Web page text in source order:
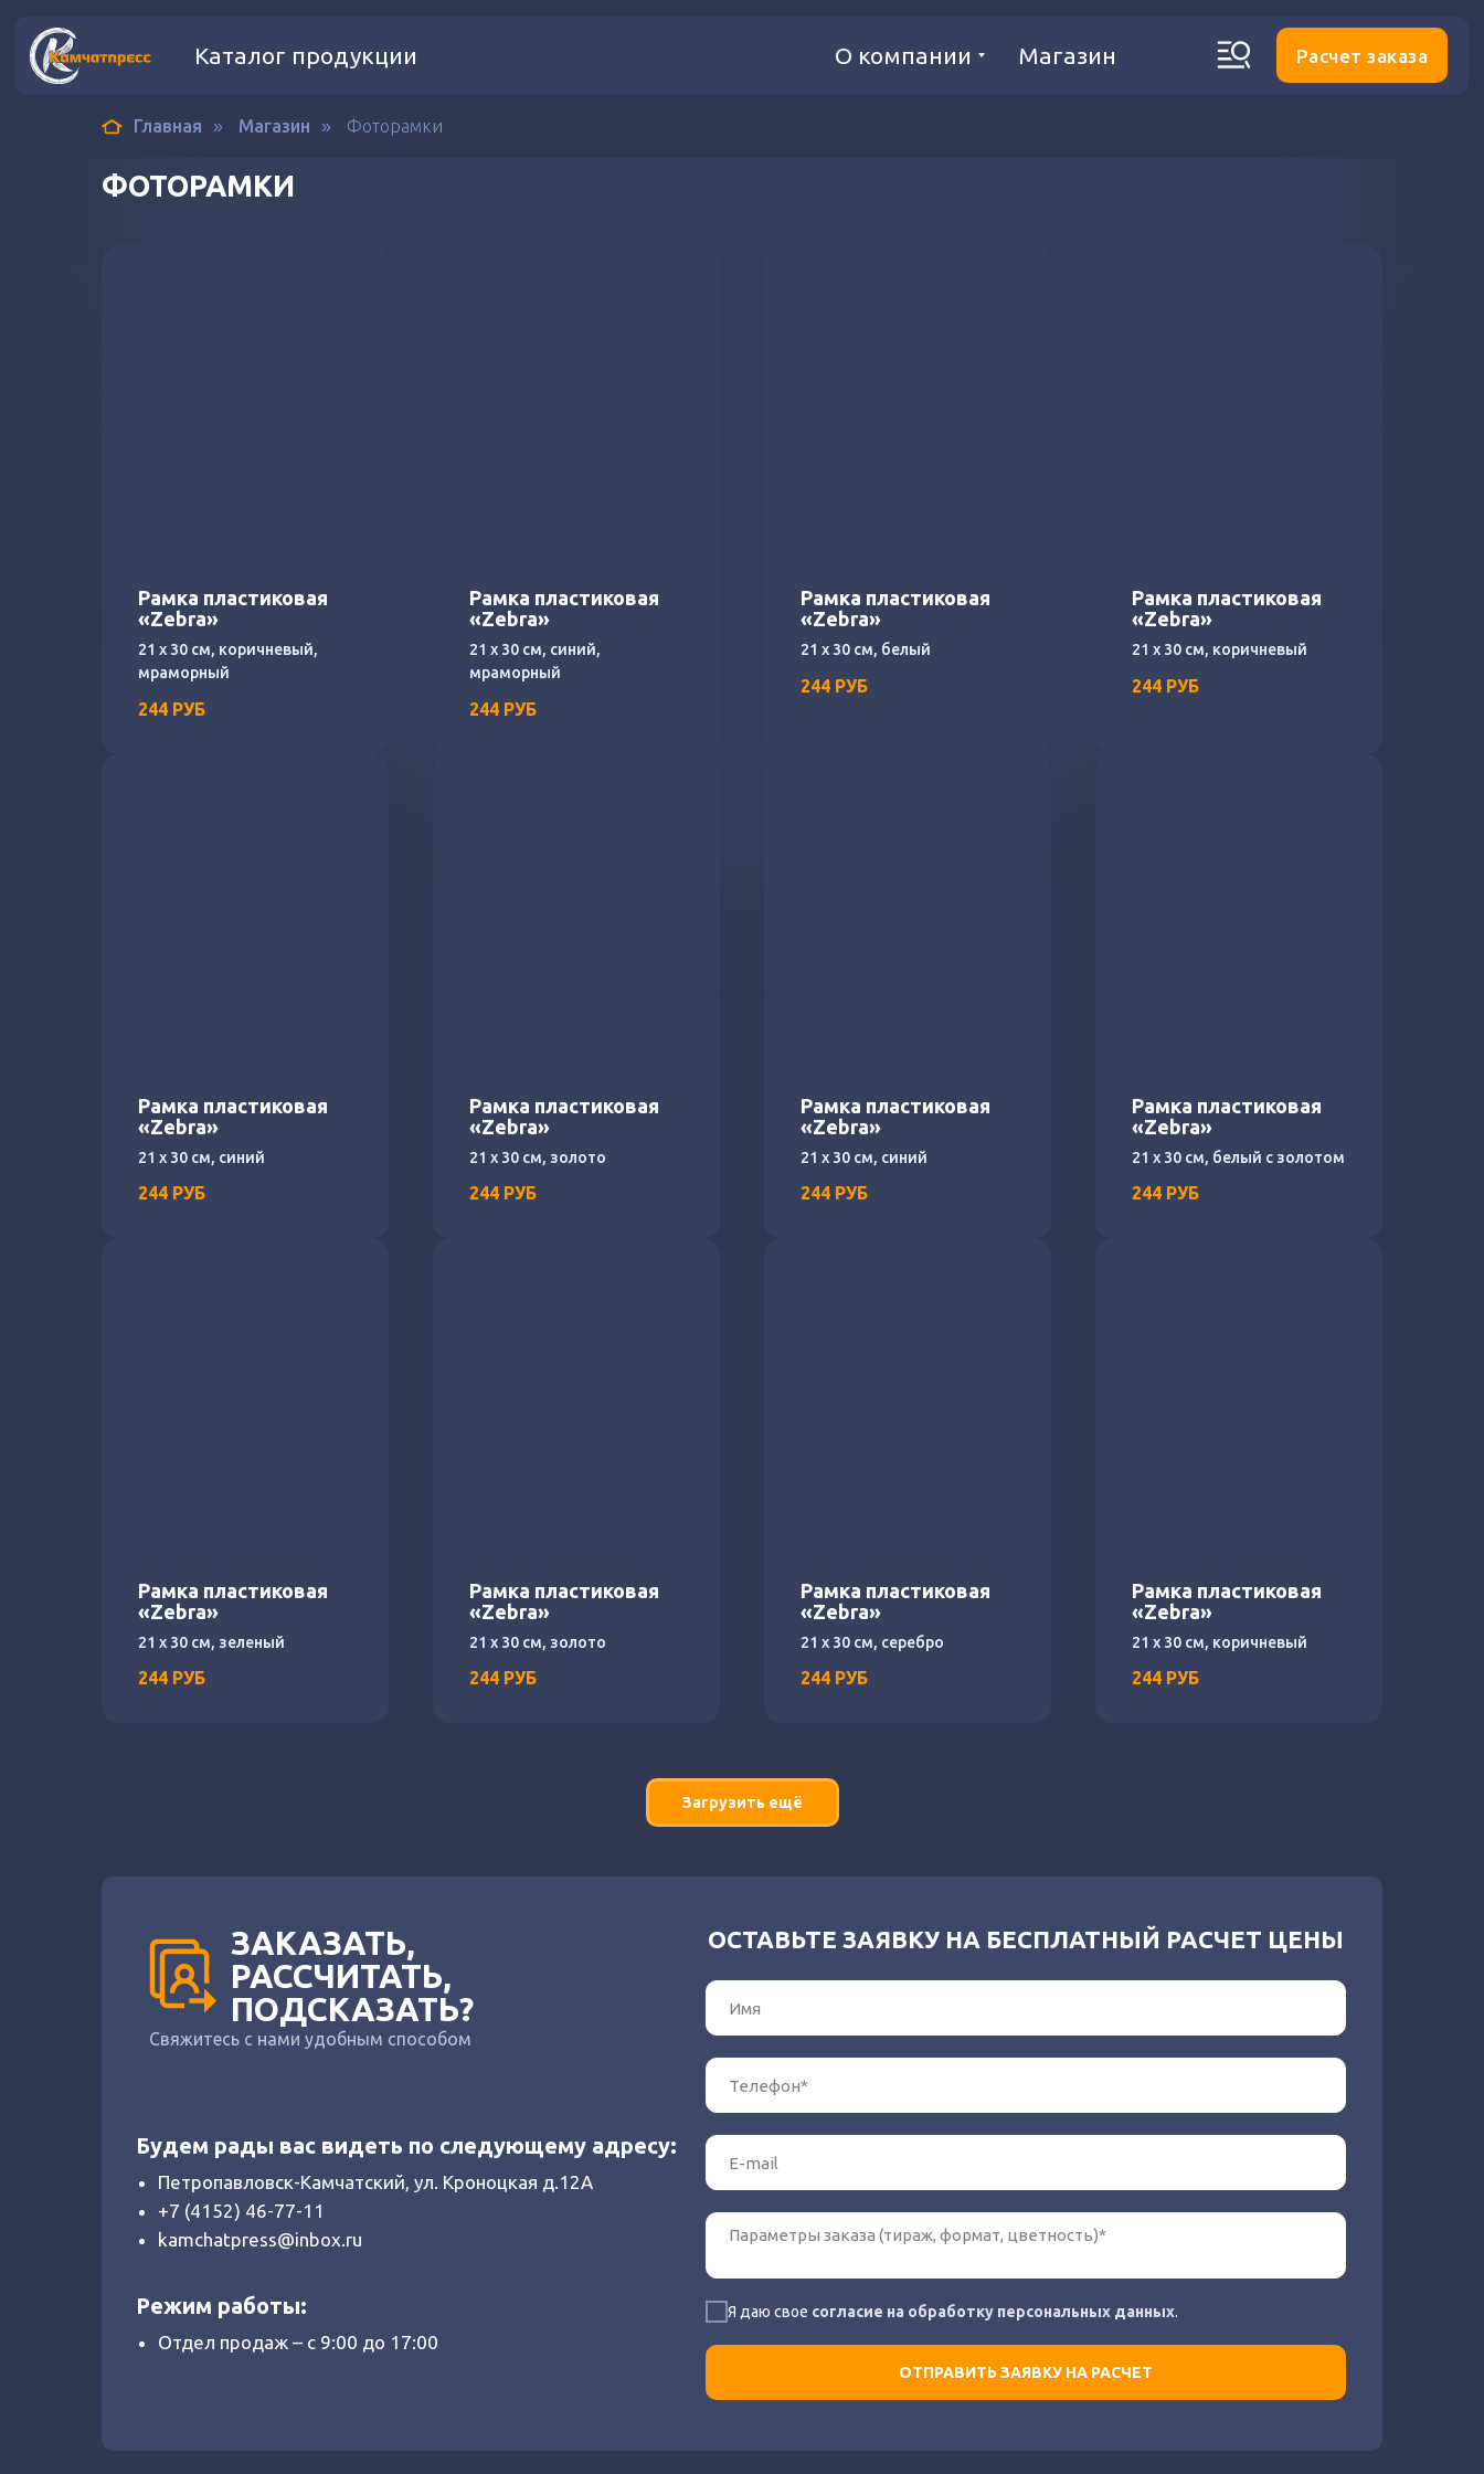
Расчет заказа
Каталог продукции О компании Магазин
Главная » Магазин » Фоторамки
ФОТОРАМКИ
Рамка пластиковая
«Zebra»
21 х 30 см, коричневый,
мраморный
244 РУБ
Рамка пластиковая
«Zebra»
21 х 30 см, синий,
мраморный
244 РУБ
Рамка пластиковая
«Zebra»
21 х 30 см, белый
244 РУБ
Рамка пластиковая
«Zebra»
21 х 30 см, коричневый
244 РУБ
Рамка пластиковая
«Zebra»
21 х 30 см, синий
244 РУБ
Рамка пластиковая
«Zebra»
21 х 30 см, золото
244 РУБ
Рамка пластиковая
«Zebra»
21 х 30 см, синий
244 РУБ
Рамка пластиковая
«Zebra»
21 х 30 см, белый с золотом
244 РУБ
Рамка пластиковая
«Zebra»
21 х 30 см, зеленый
244 РУБ
Рамка пластиковая
«Zebra»
21 х 30 см, золото
244 РУБ
Рамка пластиковая
«Zebra»
21 х 30 см, серебро
244 РУБ
Рамка пластиковая
«Zebra»
21 х 30 см, коричневый
244 РУБ
Загрузить ещё
Я даю свое согласие на обработку персональных данных.
ОТПРАВИТЬ ЗАЯВКУ НА РАСЧЕТ
ЗАКАЗАТЬ,
РАССЧИТАТЬ,
ПОДСКАЗАТЬ?
Свяжитесь с нами удобным способом
Петропавловск-Камчатский, ул. Кроноцкая д.12А
+7 (4152) 46-77-11
kamchatpress@inbox.ru
Будем рады вас видеть по следующему адресу:
Отдел продаж – с 9:00 до 17:00
Режим работы:
ОСТАВЬТЕ ЗАЯВКУ НА БЕСПЛАТНЫЙ РАСЧЕТ ЦЕНЫ